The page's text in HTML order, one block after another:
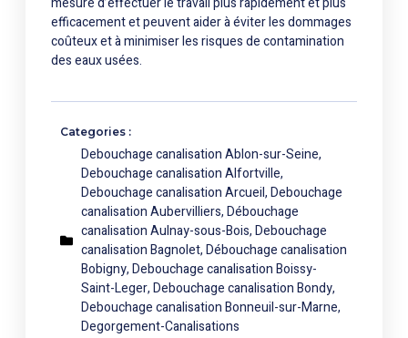
efficacement et peuvent aider à éviter les dommages
coûteux et à minimiser les risques de contamination
des eaux usées.
Categories :
Debouchage canalisation Ablon-sur-Seine,
Debouchage canalisation Alfortville,
Debouchage canalisation Arcueil,Debouchage
canalisation Aubervilliers,Débouchage
canalisation Aulnay-sous-Bois,Debouchage
canalisation Bagnolet,Débouchage canalisation
Bobigny,Debouchage canalisation Boissy-
Saint-Leger,Debouchage canalisation Bondy,
Debouchage canalisation Bonneuil-sur-Marne,
Degorgement-Canalisations